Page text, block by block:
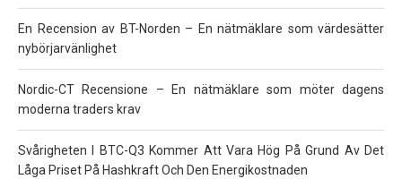
En Recension av BT-Norden – En nätmäklare som värdesätter
nybörjarvänlighet
Nordic-CT Recensione – En nätmäklare som möter dagens
moderna traders krav
Svårigheten I BTC-Q3 Kommer Att Vara Hög På Grund Av Det
Låga Priset På Hashkraft Och Den Energikostnaden